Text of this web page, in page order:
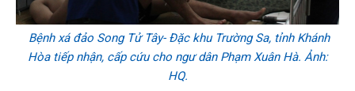
Bệnh xá đảo Song Tử Tây- Đặc khu Trường Sa, tỉnh Khánh
Hòa tiếp nhận, cấp cứu cho ngư dân Phạm Xuân Hà. Ảnh:
HQ.